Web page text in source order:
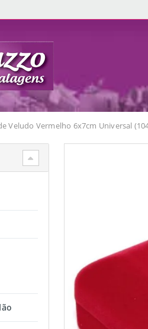
Veludo Vermelho 6x7cm Universal